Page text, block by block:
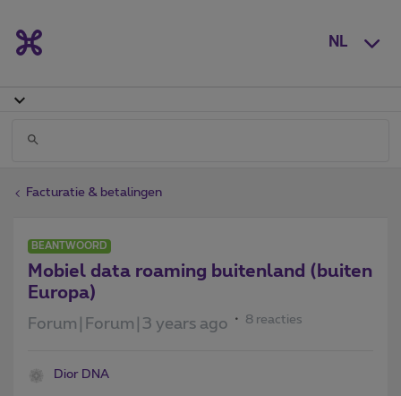
NL
Facturatie & betalingen
BEANTWOORD
Mobiel data roaming buitenland (buiten
Europa)
Forum|Forum|3 years ago 8 reacties
Dior DNA